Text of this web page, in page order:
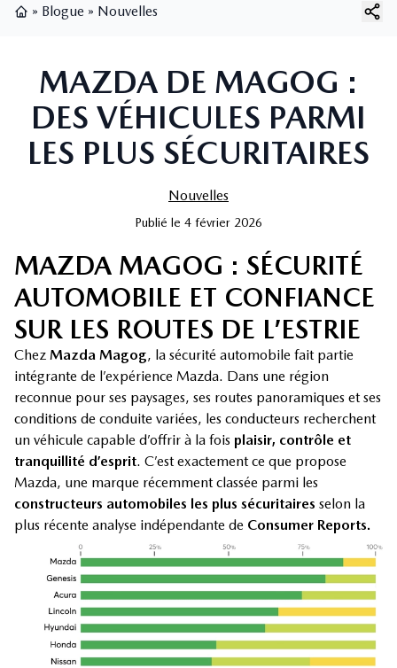
» Blogue » Nouvelles
MAZDA DE MAGOG :
DES VÉHICULES PARMI
LES PLUS SÉCURITAIRES
Nouvelles
Publié le 4 février 2026
MAZDA MAGOG : SÉCURITÉ
AUTOMOBILE ET CONFIANCE
SUR LES ROUTES DE L’ESTRIE
Chez Mazda Magog, la sécurité automobile fait partie
intégrante de l’expérience Mazda. Dans une région
reconnue pour ses paysages, ses routes panoramiques et ses
conditions de conduite variées, les conducteurs recherchent
un véhicule capable d’offrir à la fois plaisir, contrôle et
tranquillité d’esprit. C’est exactement ce que propose
Mazda, une marque récemment classée parmi les
constructeurs automobiles les plus sécuritaires selon la
plus récente analyse indépendante de Consumer Reports.